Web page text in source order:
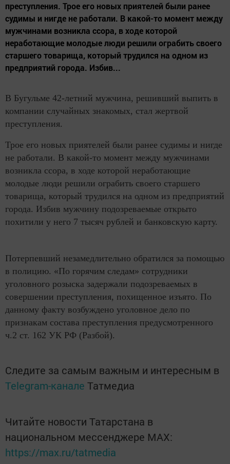
преступления. Трое его новых приятелей были ранее
судимы и нигде не работали. В какой-то момент между
мужчинами возникла ссора, в ходе которой
неработающие молодые люди решили ограбить своего
старшего товарища, который трудился на одном из
предприятий города. Избив...
В Бугульме 42-летний мужчина, решивший выпить в
компании случайных знакомых, стал жертвой
преступления.
Трое его новых приятелей были ранее судимы и нигде
не работали. В какой-то момент между мужчинами
возникла ссора, в ходе которой неработающие
молодые люди решили ограбить своего старшего
товарища, который трудился на одном из предприятий
города. Избив мужчину подозреваемые открыто
похитили у него 7 тысяч рублей и банковскую карту.
Потерпевший незамедлительно обратился за помощью
в полицию. «По горячим следам» сотрудники
уголовного розыска задержали подозреваемых в
совершении преступления, похищенное изъято. По
данному факту возбуждено уголовное дело по
признакам состава преступления предусмотренного
ч.2 ст. 162 УК РФ (Разбой).
Следите за самым важным и интересным в
Telegram-канале Татмедиа
Читайте новости Татарстана в
национальном мессенджере MАХ:
https://max.ru/tatmedia